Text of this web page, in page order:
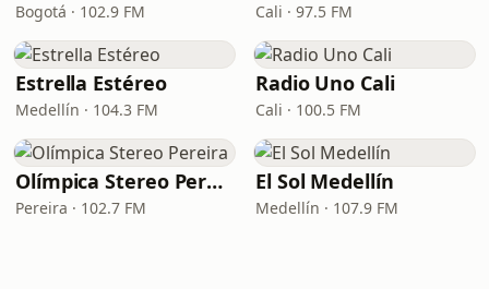
Bogotá · 102.9 FM Cali · 97.5 FM
Estrella Estéreo
Medellín · 104.3 FM
Radio Uno Cali
Cali · 100.5 FM
Olímpica Stereo Pereira
Pereira · 102.7 FM
El Sol Medellín
Medellín · 107.9 FM